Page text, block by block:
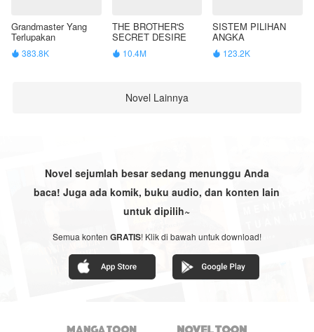
Grandmaster Yang
Terlupakan
 383.8K
THE BROTHER'S
SECRET DESIRE
 10.4M
SISTEM PILIHAN
ANGKA
 123.2K
Novel Lainnya
Novel sejumlah besar sedang menunggu Anda
baca! Juga ada komik, buku audio, dan konten lain
untuk dipilih~
Semua konten GRATIS! Klik di bawah untuk download!